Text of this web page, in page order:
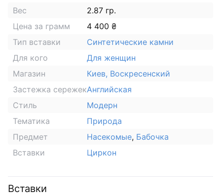
Вес
2.87 гр.
Цена за грамм
4 400 ₴
Тип вставки
Синтетические камни
Для кого
Для женщин
Магазин
Киев, Воскресенский
Застежка сережекАнглийская
Стиль
Модерн
Тематика
Природа
Предмет
Насекомые, Бабочка
Вставки
Циркон
Вставки